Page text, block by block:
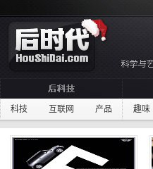
科技 互联网 产品 趣味